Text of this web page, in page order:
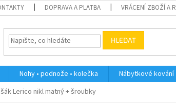
DOPRAVA A PLATBA VRÁCENÍ ZBOŽÍ A
HLEDAT
Nohy • podnože • kolečka Nábytkové kování
Lerico nikl matný + šroubky